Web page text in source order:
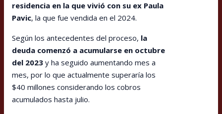
residencia en la que vivió con su ex Paula
Pavic, la que fue vendida en el 2024.
Según los antecedentes del proceso, la
deuda comenzó a acumularse en octubre
del 2023 y ha seguido aumentando mes a
mes, por lo que actualmente superaría los
$40 millones considerando los cobros
acumulados hasta julio.